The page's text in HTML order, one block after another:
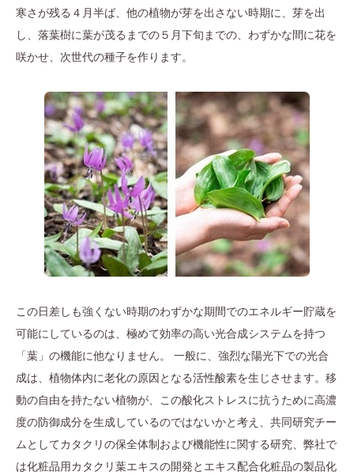
寒さが残る４月半ば、他の植物が芽を出さない時期に、芽を出
し、落葉樹に葉が茂るまでの５月下旬までの、わずかな間に花を
咲かせ、次世代の種子を作ります。
この日差しも強くない時期のわずかな期間でのエネルギー貯蔵を
可能にしているのは、極めて効率の高い光合成システムを持つ
「葉」の機能に他なりません。 一般に、強烈な陽光下での光合
成は、植物体内に老化の原因となる活性酸素を生じさせます。移
動の自由を持たない植物が、この酸化ストレスに抗うために高濃
度の防御成分を生成しているのではないかと考え、共同研究チー
ムとしてカタクリの保全体制および機能性に関する研究、弊社で
は化粧品用カタクリ葉エキスの開発とエキス配合化粧品の製品化